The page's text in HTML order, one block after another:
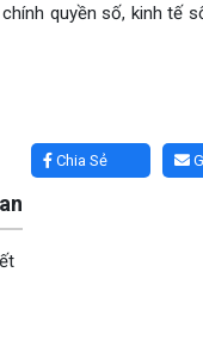
quyền số, kinh tế
Chia Sẻ